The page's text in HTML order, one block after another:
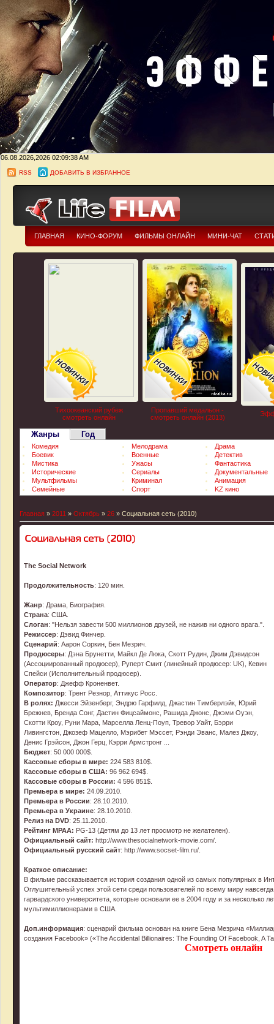
06.08.2026,2026 02:09:39 AM
RSS ДОБАВИТЬ В ИЗБРАННОЕ
ГЛАВНАЯ КИНО-ФОРУМ ФИЛЬМЫ ОНЛАЙН МИНИ-ЧАТ
Тихоокеанский рубеж
смотреть онлайн
Пропавший медальон -
смотреть онлайн (2013)
Жанры Год
Комедия Мелодрама
Драма
Боевик
Военные
Детектив
Мистика
Ужасы
Фантастика
Исторические
Сериалы
Документальные
Мультфильмы
Криминал
Анимация
Семейные
Спорт KZ кино
Главная » 2011 » Октябрь » 26 » Социальная сеть (2010)
The Social Network
Продолжительность: 120 мин.
Жанр: Драма, Биография.
Страна: США.
Слоган: "Нельзя завести 500 миллионов друзей, не нажив ни одного врага.".
Режиссер: Дэвид Финчер.
Сценарий: Аарон Соркин, Бен Мезрич.
Продюсеры: Дэна Брунетти, Майкл Де Люка, Скотт Рудин, Джим Дэвидсон
(Ассоциированный продюсер), Руперт Смит (линейный продюсер: UK), Кевин
Спейси (Исполнительный продюсер).
Оператор: Джефф Кроненвет.
Композитор: Трент Резнор, Аттикус Росс.
В ролях: Джесси Эйзенберг, Эндрю Гарфилд, Джастин Тимберлэйк, Юрий
Брежнев, Бренда Сонг, Дастин Фицсаймонс, Рашида Джонс, Джэми Оуэн,
Скотти Кроу, Руни Мара, Марселла Ленц-Поуп, Тревор Уайт, Бэрри
Ливингстон, Джозеф Мацелло, Мэрибет Мэссет, Рэнди Эванс, Малез Джоу,
Денис Грэйсон, Джон Герц, Кэрри Армстронг ...
Бюджет: 50 000 000$.
Кассовые сборы в мире: 224 583 810$.
Кассовые сборы в США: 96 962 694$.
Кассовые сборы в России: 4 596 851$.
Премьера в мире: 24.09.2010.
Премьера в России: 28.10.2010.
Премьера в Украине: 28.10.2010.
Релиз на DVD: 25.11.2010.
Рейтинг MPAA: PG-13 (Детям до 13 лет просмотр не желателен).
Официальный сайт: http://www.thesocialnetwork-movie.com/.
Официальный русский сайт: http://www.socset-film.ru/.
Краткое описание:
В фильме рассказывается история создания одной из самых популярных в
Оглушительный успех этой сети среди пользователей по всему миру
гарвардского университета, которые основали ее в 2004 году и за несколько
мультимиллионерами в США.
Доп.информация: сценарий фильма основан на книге Бена Мезрича
создания Facebook» («The Accidental Billionaires: The Founding Of Facebook, A
Смотреть онлайн